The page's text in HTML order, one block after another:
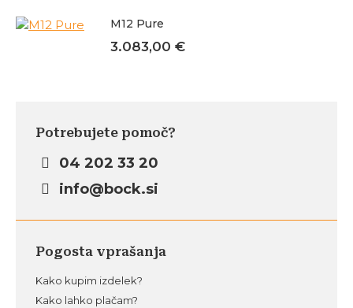
1.392,00 €.
M12 Pure
3.083,00 €
Potrebujete pomoč?
04 202 33 20
info@bock.si
Pogosta vprašanja
Kako kupim izdelek?
Kako lahko plačam?